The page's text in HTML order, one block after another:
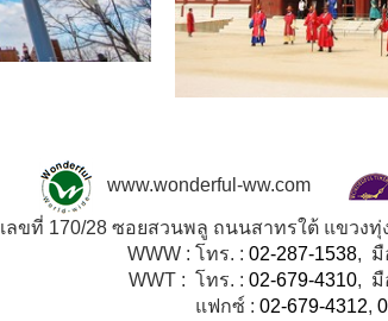
www.wonderful-ww.com
เลขที่ 170/28 ซอยสวนพลู ถนนสาทรใต้ แขวงทุ่
WWW : โทร. :02-287-1538, มื
WWT : โทร. : 02-679-4310, มื
แฟกซ์ :02-679-4312,